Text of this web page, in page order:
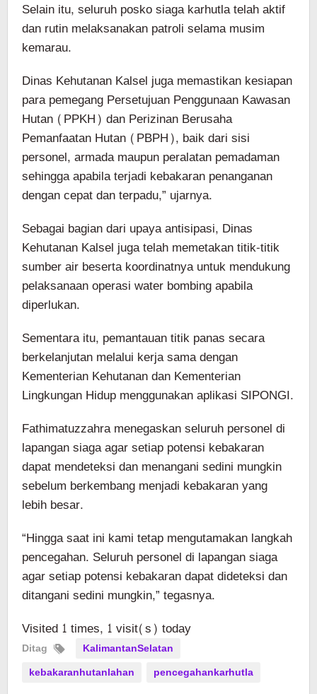
Selain itu, seluruh posko siaga karhutla telah aktif
dan rutin melaksanakan patroli selama musim
kemarau.
Dinas Kehutanan Kalsel juga memastikan kesiapan
para pemegang Persetujuan Penggunaan Kawasan
Hutan (PPKH) dan Perizinan Berusaha
Pemanfaatan Hutan (PBPH), baik dari sisi
personel, armada maupun peralatan pemadaman
sehingga apabila terjadi kebakaran penanganan
dengan cepat dan terpadu,” ujarnya.
Sebagai bagian dari upaya antisipasi, Dinas
Kehutanan Kalsel juga telah memetakan titik-titik
sumber air beserta koordinatnya untuk mendukung
pelaksanaan operasi water bombing apabila
diperlukan.
Sementara itu, pemantauan titik panas secara
berkelanjutan melalui kerja sama dengan
Kementerian Kehutanan dan Kementerian
Lingkungan Hidup menggunakan aplikasi SIPONGI.
Fathimatuzzahra menegaskan seluruh personel di
lapangan siaga agar setiap potensi kebakaran
dapat mendeteksi dan menangani sedini mungkin
sebelum berkembang menjadi kebakaran yang
lebih besar.
“Hingga saat ini kami tetap mengutamakan langkah
pencegahan. Seluruh personel di lapangan siaga
agar setiap potensi kebakaran dapat dideteksi dan
ditangani sedini mungkin,” tegasnya.
Visited 1 times, 1 visit(s) today
Ditag
KalimantanSelatan
kebakaranhutanlahan
pencegahankarhutla